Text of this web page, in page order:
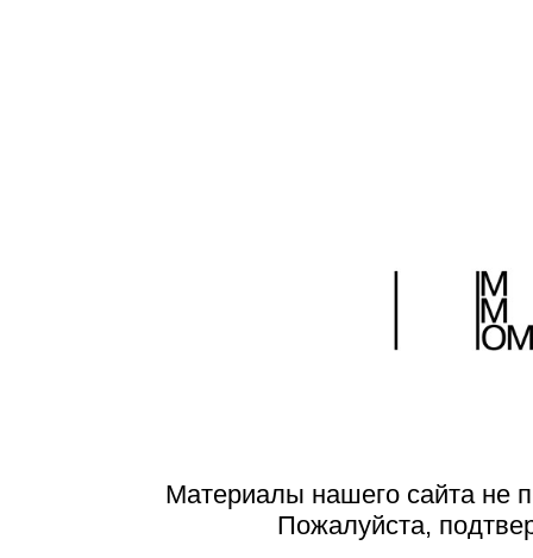
Материалы нашего сайта не
Пожалуйста,